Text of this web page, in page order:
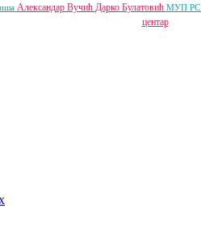
Александар Вучић Дарко Булатовић МУП РС
центар